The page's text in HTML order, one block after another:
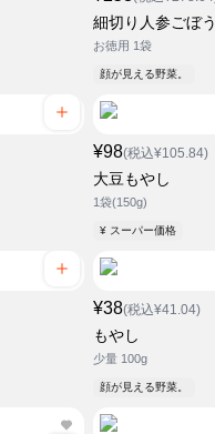
細切り人参ごぼう
お徳用 1袋
顔が見える野菜。
¥98(税込¥105.84)
大豆もやし
1袋(150g)
¥ スーパー価格
¥38(税込¥41.04)
もやし
少量 100g
顔が見える野菜。